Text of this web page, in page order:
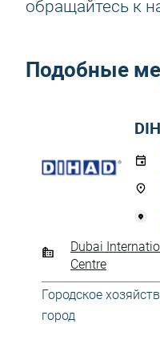
обращайтесь к
Подобные
Dubai
Centre
Городское
город